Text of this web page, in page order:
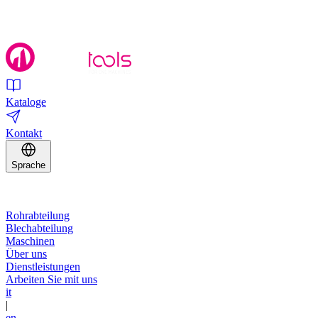
Kataloge
Kontakt
Sprache
Rohrabteilung
Blechabteilung
Maschinen
Über uns
Dienstleistungen
Arbeiten Sie mit uns
it
|